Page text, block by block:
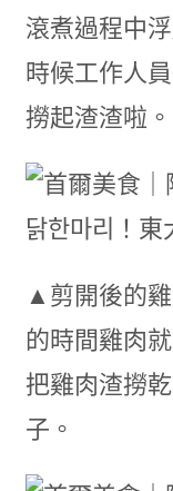
滾煮過程中
時候工作人
撈起渣渣啦。
▲剪開後的
的時間雞肉
把雞肉渣撈
子。